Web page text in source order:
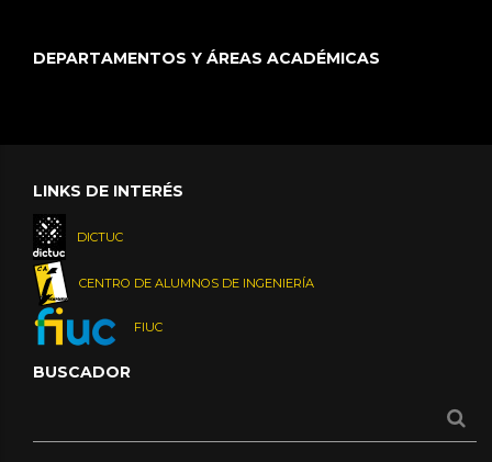
DEPARTAMENTOS Y ÁREAS ACADÉMICAS
LINKS DE INTERÉS
DICTUC
CENTRO DE ALUMNOS DE INGENIERÍA
FIUC
BUSCADOR